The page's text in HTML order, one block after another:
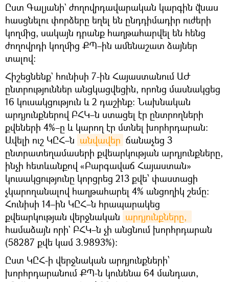
Ըստ Գալյանի` ժողովրդավարական կարգին վնաս
հասցնելու փորձերը եղել են ընդդիմադիր ուժերի
կողմից, սակայն դրանք հաղթահարվել են հենց
ժողովրդի կողմից ՔՊ–ին ամենաշատ ձայներ
տալով։
Հիշեցնենք` հունիսի 7-ին Հայաստանում ԱԺ
ընտրություններ անցկացվեցին, որոնց մասնակցեց
16 կուսակցություն և 2 դաշինք։ Նախնական
արդյունքներով ԲՀԿ–ն ստացել էր ընտրողների
քվեների 4%–ը և կարող էր մտնել խորհրդարան։
Ավելի ուշ ԿԸՀ–ն անվավեր ճանաչեց 3
ընտրատեղամասերի քվեարկության արդյունքները,
ինչի հետևանքով «Բարգավաճ Հայաստան»
կուսակցությունը կորցրեց 213 քվե՝ փաստացի
չկարողանալով հաղթահարել 4% անցողիկ շեմը։
Հունիսի 14–ին ԿԸՀ–ն հրապարակեց
քվեարկության վերջնական
համաձայն որի` ԲՀԿ–ն չի անցնում խորհրդարան
(58287 քվե կամ 3.9893%)։
Ըստ ԿԸՀ-ի վերջնական արդյունքների՝
խորհրդարանում ՔՊ-ն կունենա 64 մանդատ,